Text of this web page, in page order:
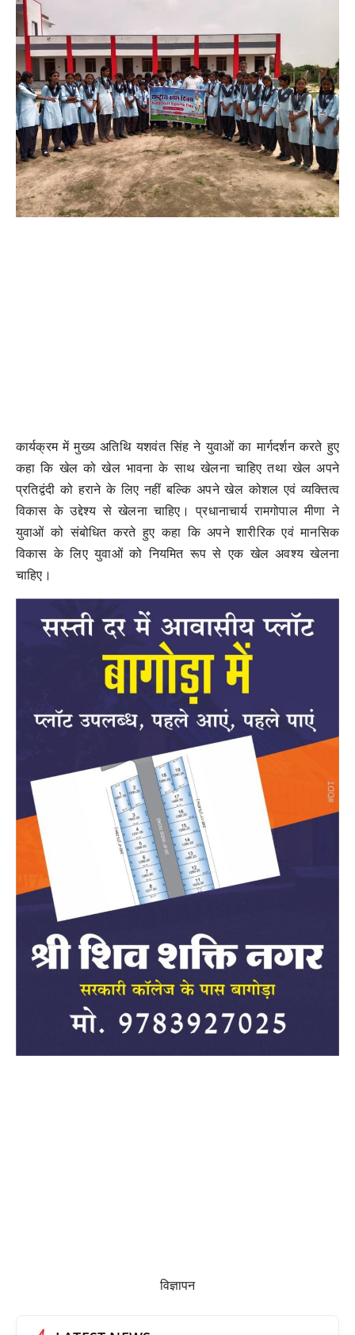
कार्यक्रम में मुख्य अतिथि यशवंत सिंह ने युवाओं का मार्गदर्शन करते हुए
कहा कि खेल को खेल भावना के साथ खेलना चाहिए तथा खेल अपने
प्रतिद्वंदी को हराने के लिए नहीं बल्कि अपने खेल कोशल एवं व्यक्तित्व
विकास के उद्देश्य से खेलना चाहिए। प्रधानाचार्य रामगोपाल मीणा ने
युवाओं को संबोधित करते हुए कहा कि अपने शारीरिक एवं मानसिक
विकास के लिए युवाओं को नियमित रूप से एक खेल अवश्य खेलना
चाहिए।
विज्ञापन